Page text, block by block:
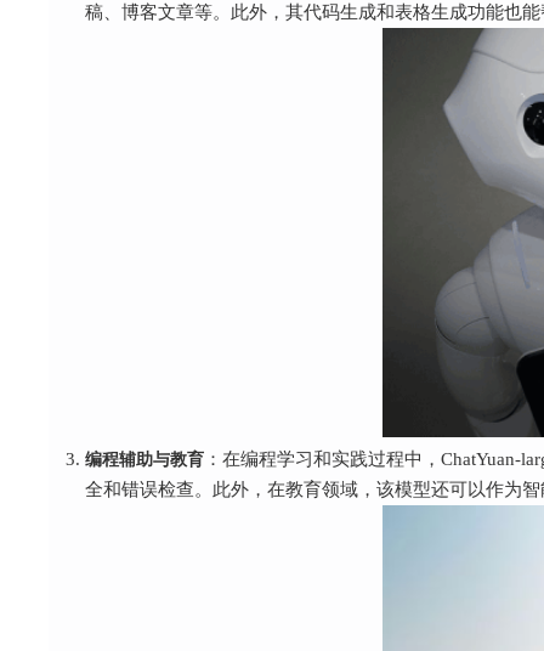
稿、博客文章等。此外，其代码生成和表格生成功能也
编程辅助与教育 ：在编程学习和实践过程中，ChatYuan-
全和错误检查。此外，在教育领域，该模型还可以作为